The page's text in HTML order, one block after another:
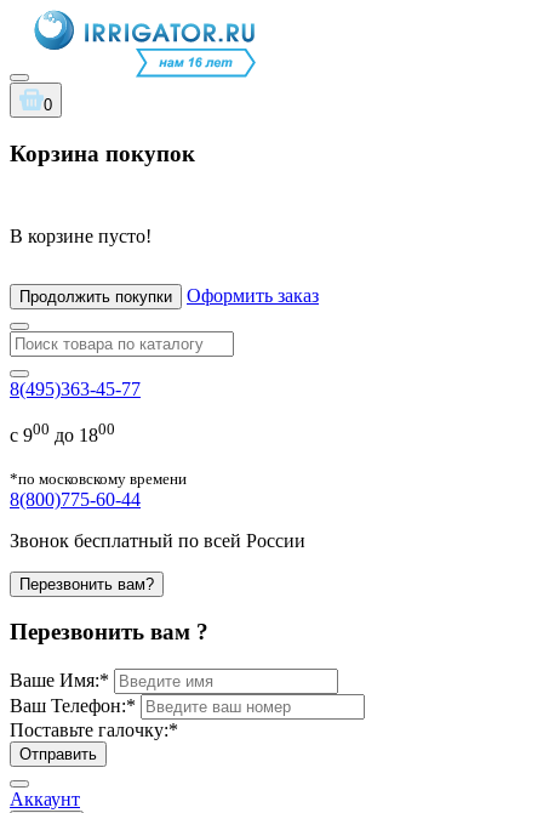
0
Корзина покупок
В корзине пусто!
Продолжить покупки Оформить заказ
8(495)363-45-77
с 900 до 1800
*по московскому времени
8(800)775-60-44
Звонок бесплатный по всей России
Перезвонить вам?
Перезвонить вам ?
Ваше Имя:*
Ваш Телефон:*
Поставьте галочку:*
Отправить
Аккаунт